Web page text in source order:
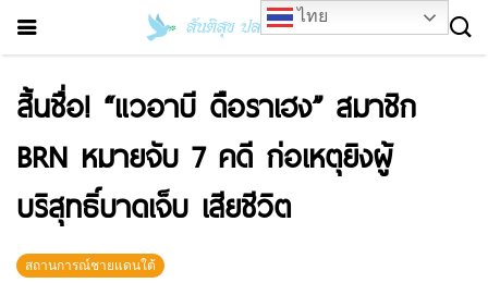
สิ้นชื่อ! “แวอาบี ดือราเฮง” สมาชิก
BRN หมายจับ 7 คดี ก่อเหตุยิงผู้
บริสุทธิ์บาดเจ็บ เสียชีวิต
สถานการณ์ชายแดนใต้
ไทย